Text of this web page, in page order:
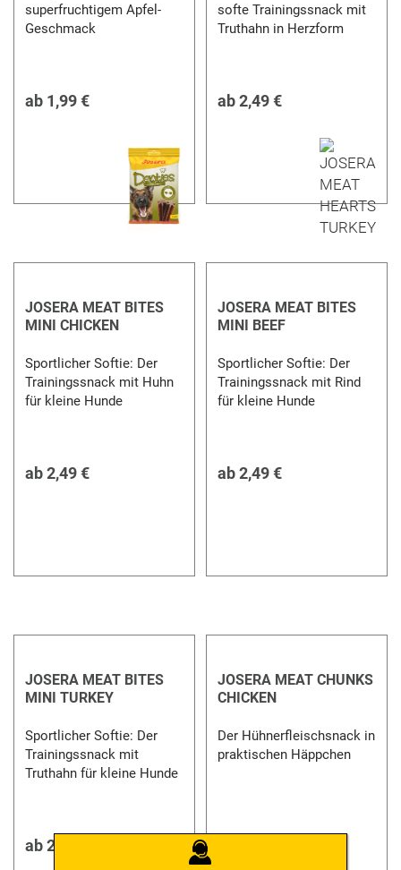
JOSERA
BERATUNG
superfruchtigem Apfel-
Geschmack
ab 1,99 €
softe Trainingssnack mit
Truthahn in Herzform
ab2,49 €
JOSERA MEAT BITES
MINI CHICKEN
Sportlicher Softie: Der
Trainingssnack mit Huhn
für kleine Hunde
ab2,49 €
JOSERA MEAT BITES
MINI BEEF
Sportlicher Softie: Der
Trainingssnack mit Rind
für kleine Hunde
ab2,49 €
JOSERA MEAT BITES
MINI TURKEY
Sportlicher Softie: Der
Trainingssnack mit
Truthahn für kleine Hunde
ab2,49 €
JOSERA MEAT CHUNKS
CHICKEN
Der Hühnerfleischsnack in
praktischen Häppchen